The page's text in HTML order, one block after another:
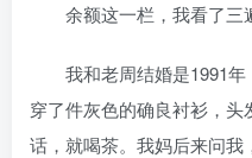
余额这一栏，我看了三
我和老周结婚是1991年
穿了件灰色的确良衬衫，
话，就喝茶。我妈后来问